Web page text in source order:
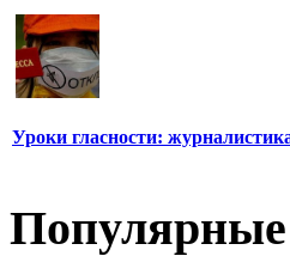
Уроки гласности: